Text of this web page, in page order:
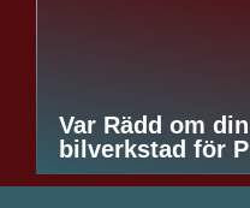
Var Rädd om
bilverkstad för